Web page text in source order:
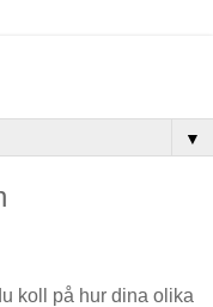
▼
koll på hur dina olika